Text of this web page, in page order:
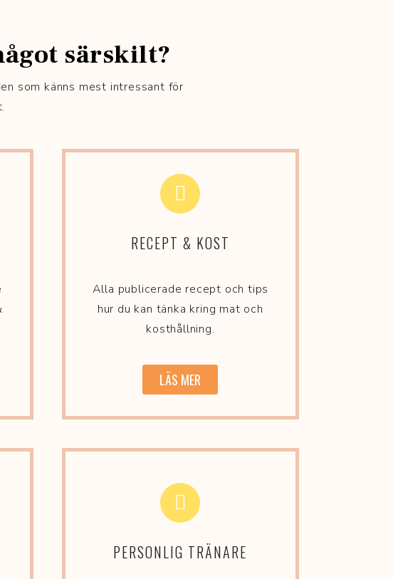
särskilt?
som känns mest intressant för
RECEPT & KOST
Alla publicerade recept och tips
hur du kan tänka kring mat och
kosthållning.
LÄS MER
PERSONLIG TRÄNARE